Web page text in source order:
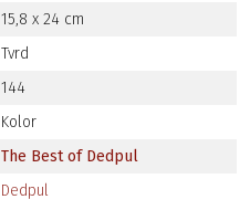
15,8 x 24 cm
Tvrd
144
Kolor
The Best of Dedpul
Dedpul